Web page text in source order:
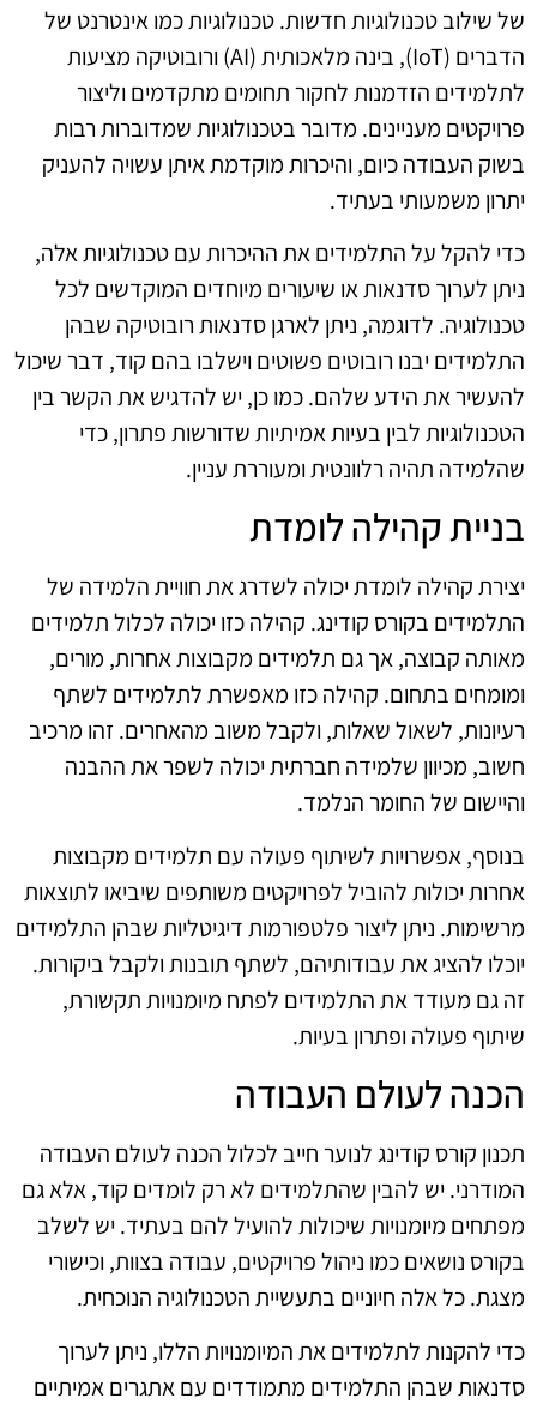
של שילוב טכנולוגיות חדשות. טכנולוגיות כמו אינטרנט של
הדברים (IoT), בינה מלאכותית (AI) ורובוטיקה מציעות
לתלמידים הזדמנות לחקור תחומים מתקדמים וליצור
פרויקטים מעניינים. מדובר בטכנולוגיות שמדוברות רבות
בשוק העבודה כיום, והיכרות מוקדמת איתן עשויה להעניק
יתרון משמעותי בעתיד.
כדי להקל על התלמידים את ההיכרות עם טכנולוגיות אלה,
ניתן לערוך סדנאות או שיעורים מיוחדים המוקדשים לכל
טכנולוגיה. לדוגמה, ניתן לארגן סדנאות רובוטיקה שבהן
התלמידים יבנו רובוטים פשוטים וישלבו בהם קוד, דבר שיכול
להעשיר את הידע שלהם. כמו כן, יש להדגיש את הקשר בין
הטכנולוגיות לבין בעיות אמיתיות שדורשות פתרון, כדי
שהלמידה תהיה רלוונטית ומעוררת עניין.
בניית קהילה לומדת
יצירת קהילה לומדת יכולה לשדרג את חוויית הלמידה של
התלמידים בקורס קודינג. קהילה כזו יכולה לכלול תלמידים
מאותה קבוצה, אך גם תלמידים מקבוצות אחרות, מורים,
ומומחים בתחום. קהילה כזו מאפשרת לתלמידים לשתף
רעיונות, לשאול שאלות, ולקבל משוב מהאחרים. זהו מרכיב
חשוב, מכיוון שלמידה חברתית יכולה לשפר את ההבנה
והיישום של החומר הנלמד.
בנוסף, אפשרויות לשיתוף פעולה עם תלמידים מקבוצות
אחרות יכולות להוביל לפרויקטים משותפים שיביאו לתוצאות
מרשימות. ניתן ליצור פלטפורמות דיגיטליות שבהן התלמידים
יוכלו להציג את עבודותיהם, לשתף תובנות ולקבל ביקורות.
זה גם מעודד את התלמידים לפתח מיומנויות תקשורת,
שיתוף פעולה ופתרון בעיות.
הכנה לעולם העבודה
תכנון קורס קודינג לנוער חייב לכלול הכנה לעולם העבודה
המודרני. יש להבין שהתלמידים לא רק לומדים קוד, אלא גם
מפתחים מיומנויות שיכולות להועיל להם בעתיד. יש לשלב
בקורס נושאים כמו ניהול פרויקטים, עבודה בצוות, וכישורי
מצגת. כל אלה חיוניים בתעשיית הטכנולוגיה הנוכחית.
כדי להקנות לתלמידים את המיומנויות הללו, ניתן לערוך
סדנאות שבהן התלמידים מתמודדים עם אתגרים אמיתיים